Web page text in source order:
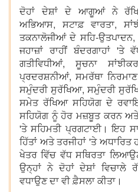
ਦੋਹਾਂ ਦੇਸ਼ਾਂ ਦੇ ਆਗੂਆਂ ਨੇ
ਅਭਿਆਸ, ਸਟਾਫ਼ ਵਾਰਤਾ,
ਤਕਨਾਲੋਜੀਆਂ ਦੇ ਸਹਿ-
ਜਹਾਜ਼ਾਂ ਰਾਹੀਂ ਬੰਦਰਗਾਹਾਂ 'ਤੇ
ਗਤੀਵਿਧੀਆਂ, ਸੂਚਨਾ
ਪ੍ਰਦਰਸ਼ਨੀਆਂ, ਸਮਰੱਥਾ
ਸਮੁੰਦਰੀ ਸੁਰੱਖਿਆ, ਸਮੁੰਦਰੀ
ਸਮੇਤ ਰੱਖਿਆ ਸਹਿਯੋਗ ਦੇ
ਸਹਿਯੋਗ ਨੂੰ ਹੋਰ ਮਜ਼ਬੂਤ ਕਰਨ ਅਤੇ
'ਤੇ ਸਹਿਮਤੀ ਪ੍ਰਗਟਾਈ। ਇਹ
ਹਿੱਤਾਂ ਅਤੇ ਤਰਜੀਹਾਂ 'ਤੇ
ਖੇਤਰ ਵਿੱਚ ਵੱਧ ਸਥਿਰਤਾ
ਉਨ੍ਹਾਂ ਨੇ ਦੋਹਾਂ ਦੇਸ਼ਾਂ ਵਿਚਾਲੇ
ਵਧਾਉਣ ਦਾ ਵੀ ਫ਼ੈਸਲਾ ਕੀਤਾ।